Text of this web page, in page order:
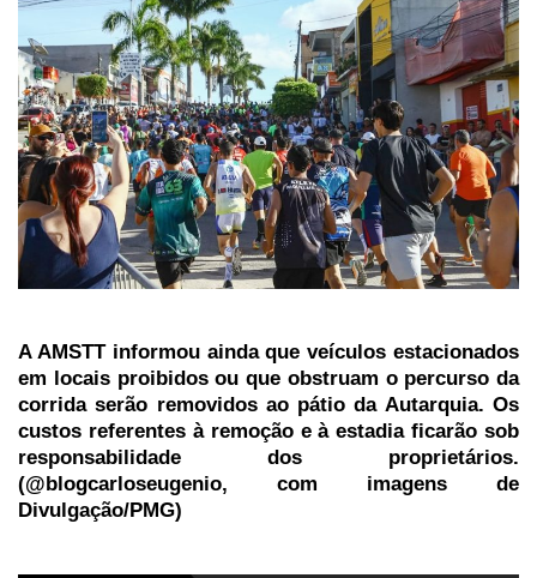
A AMSTT informou ainda que veículos estacionados
em locais proibidos ou que obstruam o percurso da
corrida serão removidos ao pátio da Autarquia. Os
custos referentes à remoção e à estadia ficarão sob
responsabilidade dos proprietários.
(@blogcarloseugenio, com imagens de
Divulgação/PMG)